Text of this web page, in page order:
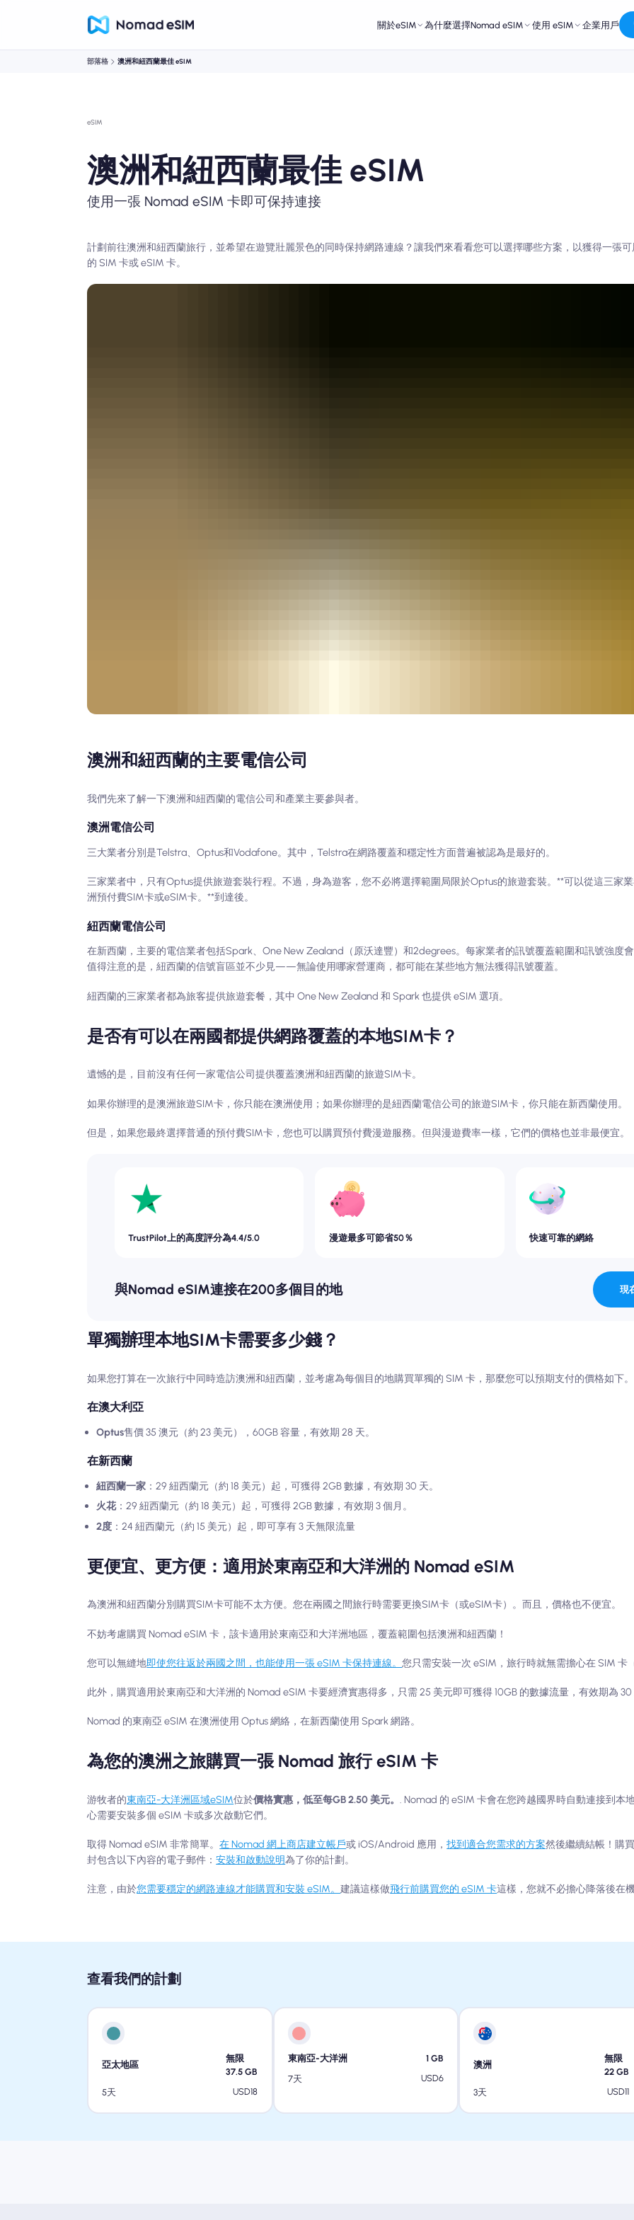
關於eSIM 為什麼選擇Nomad eSIM 使用 eSIM 企業用戶
部落格 澳洲和紐西蘭最佳 eSIM
eSIM
澳洲和紐西蘭最佳 eSIM
使用一張 Nomad eSIM 卡即可保持連接
計劃前往澳洲和紐西蘭旅行，並希望在遊覽壯麗景色的同時保持網路連線？讓我們來看看您可以選擇哪些方案，以獲得一張
的 SIM 卡或 eSIM 卡。
澳洲和紐西蘭的主要電信公司
我們先來了解一下澳洲和紐西蘭的電信公司和產業主要參與者。
澳洲電信公司
三大業者分別是Telstra、Optus和Vodafone。其中，Telstra在網路覆蓋和穩定性方面普遍被認為是最好的。
三家業者中，只有Optus提供旅遊套裝行程。不過，身為遊客，您不必將選擇範圍局限於Optus的旅遊套裝。**可以從這三家
洲預付費SIM卡或eSIM卡。**到達後。
紐西蘭電信公司
在新西蘭，主要的電信業者包括Spark、One New Zealand（原沃達豐）和2degrees。每家業者的訊號覆蓋範圍和訊號強度會
值得注意的是，紐西蘭的信號盲區並不少見——無論使用哪家營運商，都可能在某些地方無法獲得訊號覆蓋。
紐西蘭的三家業者都為旅客提供旅遊套餐，其中 One New Zealand 和 Spark 也提供 eSIM 選項。
是否有可以在兩國都提供網路覆蓋的本地SIM卡？
遺憾的是，目前沒有任何一家電信公司提供覆蓋澳洲和紐西蘭的旅遊SIM卡。
如果你辦理的是澳洲旅遊SIM卡，你只能在澳洲使用；如果你辦理的是紐西蘭電信公司的旅遊SIM卡，你只能在新西蘭使用。
但是，如果您最終選擇普通的預付費SIM卡，您也可以購買預付費漫遊服務。但與漫遊費率一樣，它們的價格也並非最便宜。
TrustPilot上的高度評分為4.4/5.0 漫遊最多可節省50％ 快速可靠的網絡
與Nomad eSIM連接在200多個目的地 現
單獨辦理本地SIM卡需要多少錢？
如果您打算在一次旅行中同時造訪澳洲和紐西蘭，並考慮為每個目的地購買單獨的 SIM 卡，那麼您可以預期支付的價格如下。
在澳大利亞
Optus售價 35 澳元（約 23 美元），60GB 容量，有效期 28 天。
在新西蘭
紐西蘭一家 ：29 紐西蘭元（約 18 美元）起，可獲得 2GB 數據，有效期 30 天。
火花：29 紐西蘭元（約 18 美元）起，可獲得 2GB 數據，有效期 3 個月。
2度 ：24 紐西蘭元（約 15 美元）起，即可享有 3 天無限流量
更便宜、更方便：適用於東南亞和大洋洲的 Nomad eSIM
為澳洲和紐西蘭分別購買SIM卡可能不太方便。您在兩國之間旅行時需要更換SIM卡（或eSIM卡）。而且，價格也不便宜。
不妨考慮購買 Nomad eSIM 卡，該卡適用於東南亞和大洋洲地區，覆蓋範圍包括澳洲和紐西蘭！
您可以無縫地即使您往返於兩國之間，也能使用一張 eSIM 卡保持連線。您只需安裝一次 eSIM，旅行時就無需擔心在 SIM 卡
此外，購買適用於東南亞和大洋洲的 Nomad eSIM 卡要經濟實惠得多，只需 25 美元即可獲得 10GB 的數據流量，有效期為 30
Nomad 的東南亞 eSIM 在澳洲使用 Optus 網絡，在新西蘭使用 Spark 網路。
為您的澳洲之旅購買一張 Nomad 旅行 eSIM 卡
游牧者的東南亞-大洋洲區域eSIM位於價格實惠，低至每GB 2.50 美元。. Nomad 的 eSIM 卡會在您跨越國界時自動連接到本
心需要安裝多個 eSIM 卡或多次啟動它們。
取得 Nomad eSIM 非常簡單。在 Nomad 網上商店建立帳戶或 iOS/Android 應用，找到適合您需求的方案然後繼續結帳！購
封包含以下內容的電子郵件：安裝和啟動說明為了你的計劃。
注意，由於您需要穩定的網路連線才能購買和安裝 eSIM。建議這樣做飛行前購買您的 eSIM 卡這樣，您就不必擔心降落後在
查看我們的計劃
亞太地區
無限
37.5 GB
5天
USD18
東南亞-大洋洲 1 GB
7天
USD6
澳洲
無限
22 GB
3天
USD11